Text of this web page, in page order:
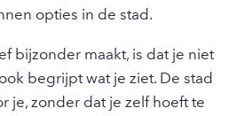
opties in de stad.
bijzonder maakt, is dat je niet
begrijpt wat je ziet. De stad
je, zonder dat je zelf hoeft te